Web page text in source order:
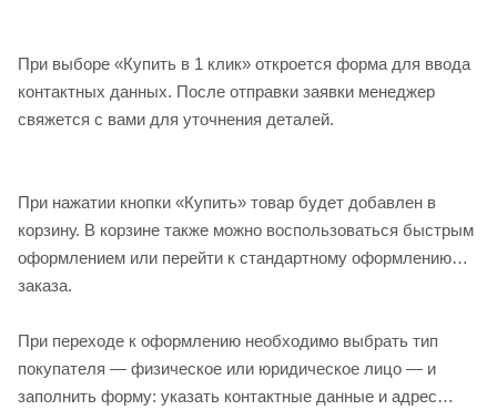
по немецкой технологии.
При выборе «Купить в 1 клик» откроется форма для ввода
контактных данных. После отправки заявки менеджер
свяжется с вами для уточнения деталей.
При нажатии кнопки «Купить» товар будет добавлен в
корзину. В корзине также можно воспользоваться быстрым
оформлением или перейти к стандартному оформлению
заказа.
При переходе к оформлению необходимо выбрать тип
покупателя — физическое или юридическое лицо — и
заполнить форму: указать контактные данные и адрес